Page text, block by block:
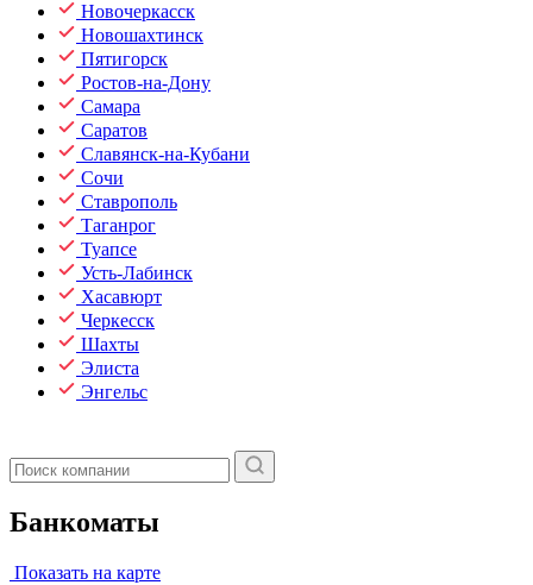
Новочеркасск
Новошахтинск
Пятигорск
Ростов-на-Дону
Самара
Саратов
Славянск-на-Кубани
Сочи
Ставрополь
Таганрог
Туапсе
Усть-Лабинск
Хасавюрт
Черкесск
Шахты
Элиста
Энгельс
Банкоматы
Показать на карте